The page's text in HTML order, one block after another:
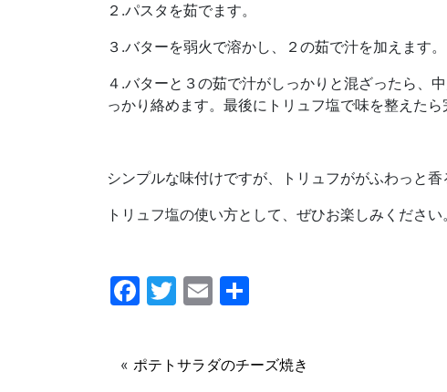
２.パスタを茹でます。
３.バターを弱火で溶かし、２の茹で汁を加えます。
４.バターと３の茹で汁がしっかりと混ざったら、
っかり絡めます。最後にトリュフ塩で味を整えたら
シンプルな味付けですが、トリュフががふわっと香
トリュフ塩の使い方として、ぜひお楽しみください。
F
c
e
T
er
E
ai
l
« ポテトサラダのチーズ焼き